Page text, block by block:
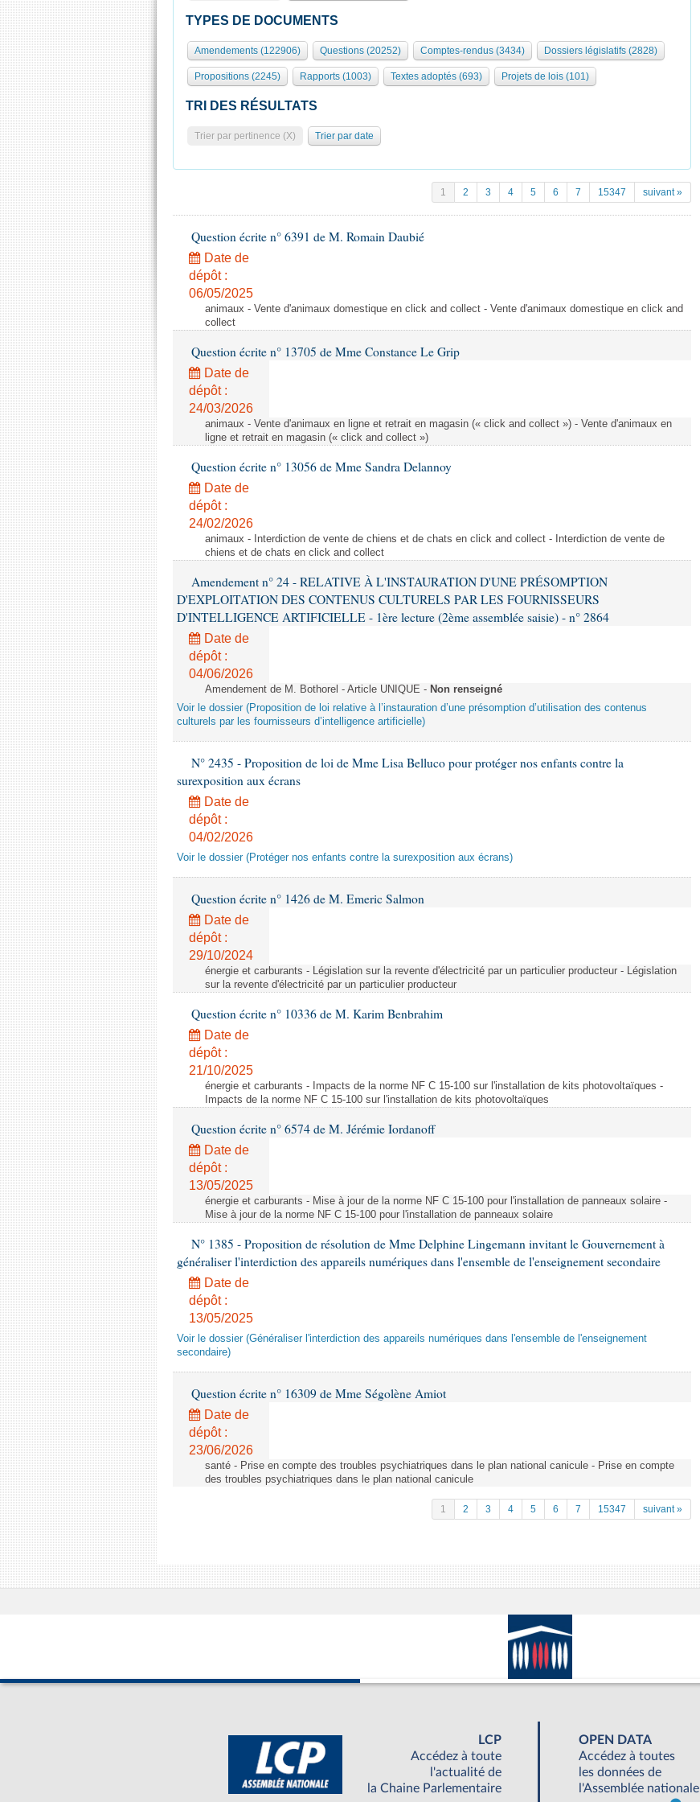
TYPES DE DOCUMENTS
Amendements (122906) Questions (20252) Comptes-rendus (3434) Dossiers législatifs (2828)
Propositions (2245) Rapports (1003) Textes adoptés (693) Projets de lois (101)
TRI DES RÉSULTATS
Trier par pertinence (X) Trier par date
1 2 3 4 5 6 7 15347 suivant »
Question écrite n° 6391 de M. Romain Daubié
Date de
dépôt :
06/05/2025
animaux - Vente d'animaux domestique en click and collect - Vente d'animaux domestique en click and
collect
Question écrite n° 13705 de Mme Constance Le Grip
Date de
dépôt :
24/03/2026
animaux - Vente d'animaux en ligne et retrait en magasin (« click and collect ») - Vente d'animaux en
ligne et retrait en magasin (« click and collect »)
Question écrite n° 13056 de Mme Sandra Delannoy
Date de
dépôt :
24/02/2026
animaux - Interdiction de vente de chiens et de chats en click and collect - Interdiction de vente de
chiens et de chats en click and collect
Amendement n° 24 - RELATIVE À L'INSTAURATION D'UNE PRÉSOMPTION
D'EXPLOITATION DES CONTENUS CULTURELS PAR LES FOURNISSEURS
D'INTELLIGENCE ARTIFICIELLE - 1ère lecture (2ème assemblée saisie) - n° 2864
Date de
dépôt :
04/06/2026
Amendement de M. Bothorel - Article UNIQUE - Non renseigné
Voir le dossier (Proposition de loi relative à l’instauration d’une présomption d’utilisation des contenus
culturels par les fournisseurs d’intelligence artificielle)
N° 2435 - Proposition de loi de Mme Lisa Belluco pour protéger nos enfants contre la
surexposition aux écrans
Date de
dépôt :
04/02/2026
Voir le dossier (Protéger nos enfants contre la surexposition aux écrans)
Question écrite n° 1426 de M. Emeric Salmon
Date de
dépôt :
29/10/2024
énergie et carburants - Législation sur la revente d'électricité par un particulier producteur - Législation
sur la revente d'électricité par un particulier producteur
Question écrite n° 10336 de M. Karim Benbrahim
Date de
dépôt :
21/10/2025
énergie et carburants - Impacts de la norme NF C 15-100 sur l'installation de kits photovoltaïques -
Impacts de la norme NF C 15-100 sur l'installation de kits photovoltaïques
Question écrite n° 6574 de M. Jérémie Iordanoff
Date de
dépôt :
13/05/2025
énergie et carburants - Mise à jour de la norme NF C 15-100 pour l'installation de panneaux solaire -
Mise à jour de la norme NF C 15-100 pour l'installation de panneaux solaire
N° 1385 - Proposition de résolution de Mme Delphine Lingemann invitant le Gouvernement à
généraliser l'interdiction des appareils numériques dans l'ensemble de l'enseignement secondaire
Date de
dépôt :
13/05/2025
Voir le dossier (Généraliser l'interdiction des appareils numériques dans l'ensemble de l'enseignement
secondaire)
Question écrite n° 16309 de Mme Ségolène Amiot
Date de
dépôt :
23/06/2026
santé - Prise en compte des troubles psychiatriques dans le plan national canicule - Prise en compte
des troubles psychiatriques dans le plan national canicule
1 2 3 4 5 6 7 15347 suivant »
LCP
Accédez à toute
l'actualité de
la Chaine Parlementaire
OPEN DATA
Accédez à toutes
les données de
l'Assemblée nationale